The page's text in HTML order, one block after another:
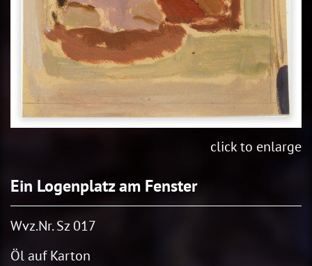
click to enlarge
Ein Logenplatz am Fenster
Wvz.Nr. Sz 017
Öl auf Karton